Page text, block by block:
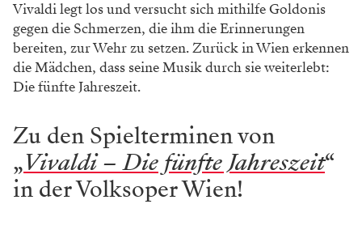
Vivaldi legt los und versucht sich mithilfe Goldonis
gegen die Schmerzen, die ihm die Erinnerungen
bereiten, zur Wehr zu setzen. Zurück in Wien erkennen
die Mädchen, dass seine Musik durch sie weiterlebt:
Die fünfte Jahreszeit.
Zu den Spielterminen von
„Vivaldi – Die fünfte Jahreszeit“
in der Volksoper Wien!